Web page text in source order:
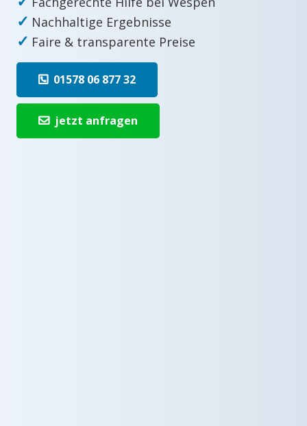
✓ Nachhaltige Ergebnisse
✓ Faire & transparente Preise
01578 06 877 32
jetzt anfragen